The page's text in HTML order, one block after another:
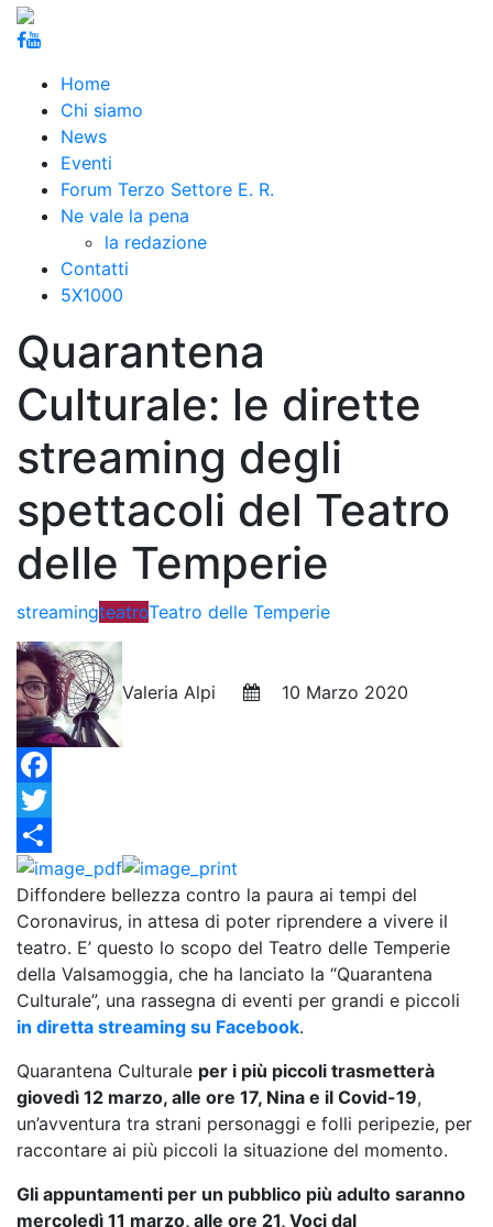
Home
Chi siamo
News
Eventi
Forum Terzo Settore E. R.
Ne vale la pena
la redazione
Contatti
5X1000
Quarantena
Culturale: le dirette
streaming degli
spettacoli del Teatro
delle Temperie
streamingteatroTeatro delle Temperie
Valeria Alpi 10 Marzo 2020
Facebook
Twitter
Condividi
Diffondere bellezza contro la paura ai tempi del
Coronavirus, in attesa di poter riprendere a vivere il
teatro. E’ questo lo scopo del Teatro delle Temperie
della Valsamoggia, che ha lanciato la “Quarantena
Culturale”, una rassegna di eventi per grandi e piccoli
in diretta streaming su Facebook.
Quarantena Culturale per i più piccoli trasmetterà
giovedì 12 marzo, alle ore 17, Nina e il Covid-19,
un’avventura tra strani personaggi e folli peripezie, per
raccontare ai più piccoli la situazione del momento.
Gli appuntamenti per un pubblico più adulto saranno
mercoledì 11 marzo, alle ore 21, Voci dal